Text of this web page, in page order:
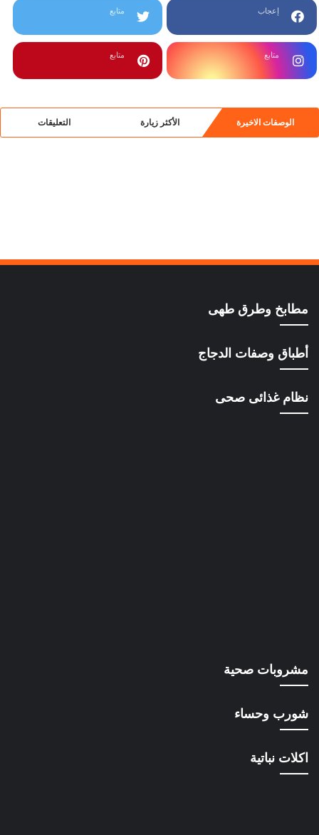
إعجاب متابع
متابع متابع
الوصفات الاخيرة الأكثر زيارة التعليقات
مطابخ وطرق طهى
أطباق وصفات الدجاج
نظام غذائى صحى
مشروبات صحية
شورب وحساء
اكلات نباتية